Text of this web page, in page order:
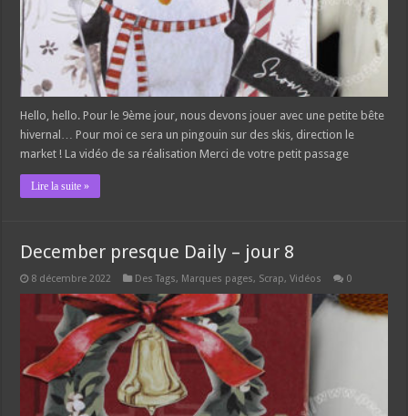
Hello, hello. Pour le 9ème jour, nous devons jouer avec une petite bête
hivernal… Pour moi ce sera un pingouin sur des skis, direction le
market ! La vidéo de sa réalisation Merci de votre petit passage
Lire la suite »
December presque Daily – jour 8
8 décembre 2022 Des Tags, Marques pages, Scrap,Vidéos 0